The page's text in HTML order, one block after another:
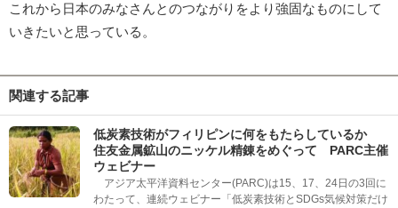
これから日本のみなさんとのつながりをより強固なものにして
いきたいと思っている。
関連する記事
低炭素技術がフィリピンに何をもたらしているか
住友金属鉱山のニッケル精錬をめぐって PARC主催
ウェビナー
アジア太平洋資料センター(PARC)は15、17、24日の3回に
わたって、連続ウェビナー「低炭素技術とSDGs気候対策だけ